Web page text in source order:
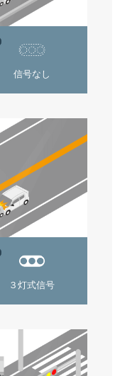
信号なし
３灯式信号